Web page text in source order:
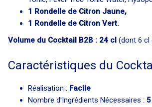
1 Rondelle de Citron Jaune,
1 Rondelle de Citron Vert.
Volume du Cocktail B2B : 24 cl (dont 6 cl
Caractéristiques du
Réalisation : Facile
Nombre d'Ingrédients Nécessaires : 5